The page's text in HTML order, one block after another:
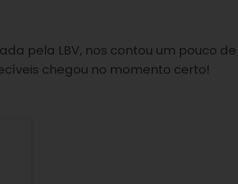
pela LBV, nos contou um pouco de
chegou no momento certo!